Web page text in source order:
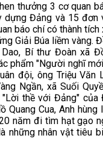
thưởng 3 cơ quan
dựng Đảng và 15 đơn
báo chí có thành
Giải Búa liềm vàng.
Bí thư Đoàn xã
phẩm "Người nghĩ
đội, ông Triệu Văn
Ngần, xã Suối
"Lời thề với Đảng" của
Quang Cua, Anh hùng
năm đi tìm hạt gạo
những nhân vật tiêu